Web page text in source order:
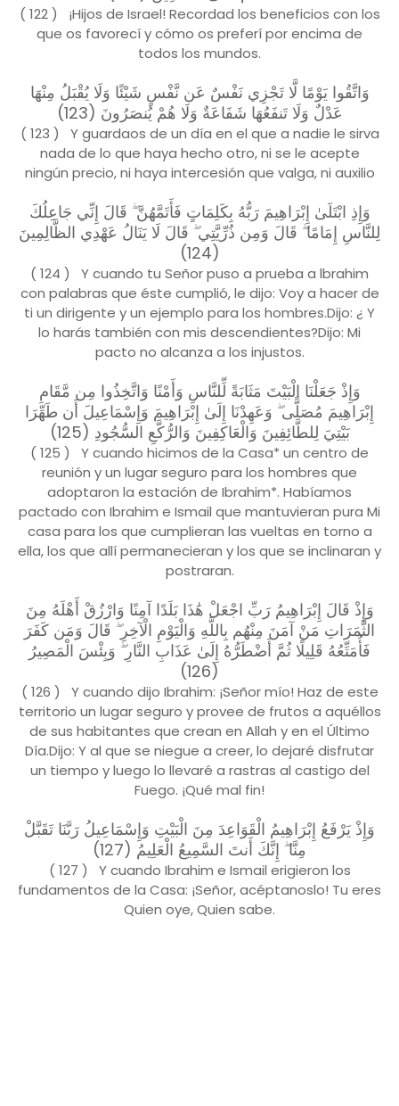
( 122 ) ¡Hijos de Israel! Recordad los beneficios con los
que os favorecí y cómo os preferí por encima de
todos los mundos.
وَاتَّقُوا يَوْمًا لَّا تَجْزِي نَفْسٌ عَن نَّفْسٍ شَيْئًا وَلَا يُقْبَلُ مِنْهَا
عَدْلٌ وَلَا تَنفَعُهَا شَفَاعَةٌ وَلَا هُمْ يُنصَرُونَ (123)
( 123 ) Y guardaos de un día en el que a nadie le sirva
nada de lo que haya hecho otro, ni se le acepte
ningún precio, ni haya intercesión que valga, ni auxilio
وَإِذِ ابْتَلَىٰ إِبْرَاهِيمَ رَبُّهُ بِكَلِمَاتٍ فَأَتَمَّهُنَّ ۖ قَالَ إِنِّي جَاعِلُكَ
لِلنَّاسِ إِمَامًا ۖ قَالَ وَمِن ذُرِّيَّتِي ۖ قَالَ لَا يَنَالُ عَهْدِي الظَّالِمِينَ
(124)
( 124 ) Y cuando tu Señor puso a prueba a lbrahim
con palabras que éste cumplió, le dijo: Voy a hacer de
ti un dirigente y un ejemplo para los hombres.Dijo: ¿ Y
lo harás también con mis descendientes?Dijo: Mi
pacto no alcanza a los injustos.
وَإِذْ جَعَلْنَا الْبَيْتَ مَثَابَةً لِّلنَّاسِ وَأَمْنًا وَاتَّخِذُوا مِن مَّقَامِ
إِبْرَاهِيمَ مُصَلًّى ۖ وَعَهِدْنَا إِلَىٰ إِبْرَاهِيمَ وَإِسْمَاعِيلَ أَن طَهِّرَا
بَيْتِيَ لِلطَّائِفِينَ وَالْعَاكِفِينَ وَالرُّكَّعِ السُّجُودِ (125)
( 125 ) Y cuando hicimos de la Casa* un centro de
reunión y un lugar seguro para los hombres que
adoptaron la estación de Ibrahim*. Habíamos
pactado con Ibrahim e Ismail que mantuvieran pura Mi
casa para los que cumplieran las vueltas en torno a
ella, los que allí permanecieran y los que se inclinaran y
postraran.
وَإِذْ قَالَ إِبْرَاهِيمُ رَبِّ اجْعَلْ هَٰذَا بَلَدًا آمِنًا وَارْزُقْ أَهْلَهُ مِنَ
الثَّمَرَاتِ مَنْ آمَنَ مِنْهُم بِاللَّهِ وَالْيَوْمِ الْآخِرِ ۖ قَالَ وَمَن كَفَرَ
فَأُمَتِّعُهُ قَلِيلًا ثُمَّ أَضْطَرُّهُ إِلَىٰ عَذَابِ النَّارِ ۖ وَبِئْسَ الْمَصِيرُ
(126)
( 126 ) Y cuando dijo Ibrahim: ¡Señor mío! Haz de este
territorio un lugar seguro y provee de frutos a aquéllos
de sus habitantes que crean en Allah y en el Último
Día.Dijo: Y al que se niegue a creer, lo dejaré disfrutar
un tiempo y luego lo llevaré a rastras al castigo del
Fuego. ¡Qué mal fin!
وَإِذْ يَرْفَعُ إِبْرَاهِيمُ الْقَوَاعِدَ مِنَ الْبَيْتِ وَإِسْمَاعِيلُ رَبَّنَا تَقَبَّلْ
مِنَّا ۖ إِنَّكَ أَنتَ السَّمِيعُ الْعَلِيمُ (127)
( 127 ) Y cuando Ibrahim e Ismail erigieron los
fundamentos de la Casa: ¡Señor, acéptanoslo! Tu eres
Quien oye, Quien sabe.